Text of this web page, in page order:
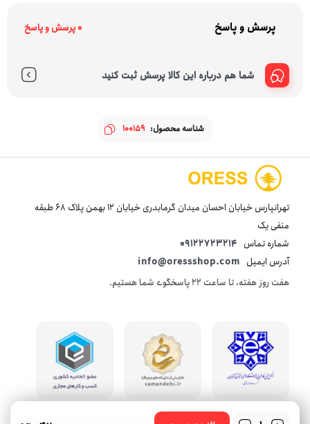
تعداد
پرسش و پاسخ 0 پرسش و پاسخ
شما هم درباره این کالا پرسش ثبت کنید
شناسه محصول: 100159
تهرانپارس خیابان احسان میدان گرمابدری خیابان 12 بهمن پلاک 68 طبقه
منفی یک
شماره تماس 09122723214
آدرس ایمیل info@oressshop.com
هفت روز هفته، تا ساعت 22 پاسخگوی شما هستیم.